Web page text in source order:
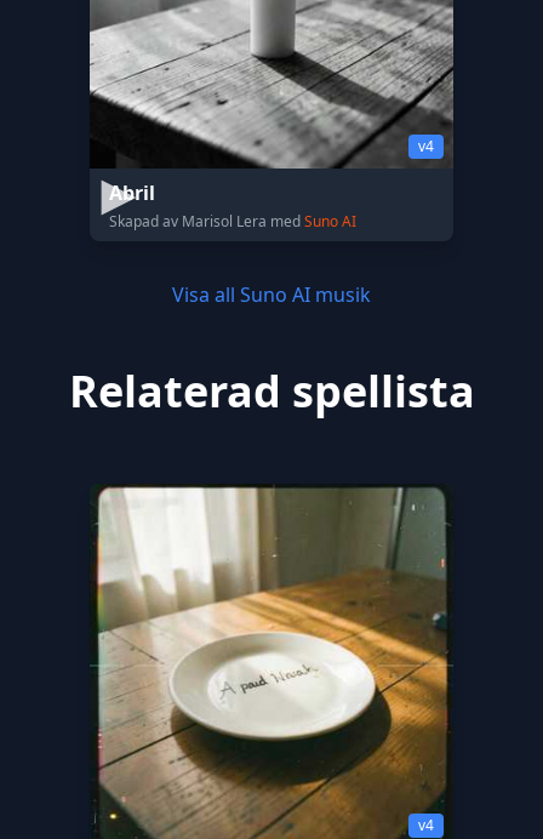
v4
Abril
Skapad av Marisol Lera medSuno AI
Visa all Suno AI musik
Relaterad spellista
v4